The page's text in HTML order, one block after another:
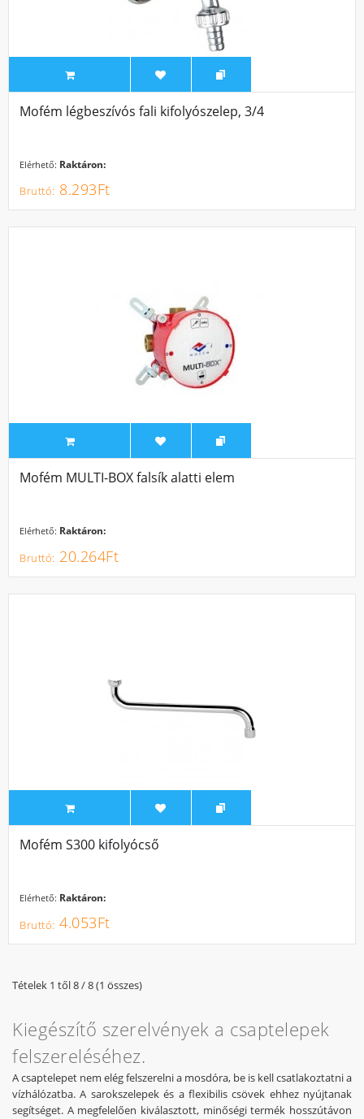
Mofém légbeszívós fali kifolyószelep, 3/4
Elérhető: Raktáron:
8.293Ft
Mofém MULTI-BOX falsík alatti elem
Elérhető: Raktáron:
20.264Ft
Mofém S300 kifolyócső
Elérhető: Raktáron:
4.053Ft
Tételek 1 től 8 / 8 (1 összes)
Kiegészítő szerelvények a csaptelepek
felszereléséhez.
A csaptelepet nem elég felszerelni a mosdóra, be is kell csatlakoztatni a
vízhálózatba. A sarokszelepek és a flexibilis csövek ehhez nyújtanak
segítséget. A megfelelően kiválasztott, minőségi termék hosszútávon